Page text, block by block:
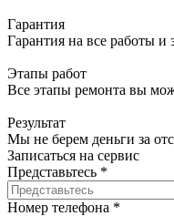
Гарантия
Гарантия на все работы и
Этапы работ
Все этапы ремонта вы
Результат
Мы не берем деньги за
Записаться на сервис
Представьтесь *
Номер телефона *